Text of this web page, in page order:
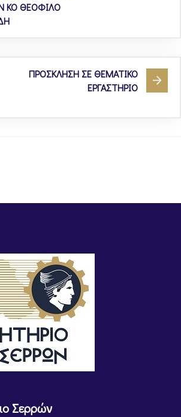
ΚΟ ΘΕΟΦΙΛΟ
ΠΡΟΣΚΛΗΣΗ ΣΕ ΘΕΜΑΤΙΚΟ
ΕΡΓΑΣΤΗΡΙΟ
Σερρών